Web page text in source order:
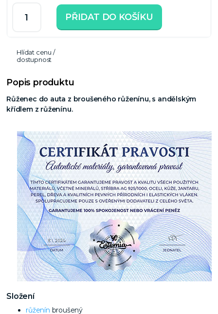
PŘIDAT DO KOŠÍKU
Hlídat cenu /
dostupnost
Popis produktu
Růženec do auta z broušeného růženínu, s andělským
křídlem z růženínu.
Složení
růženín broušený